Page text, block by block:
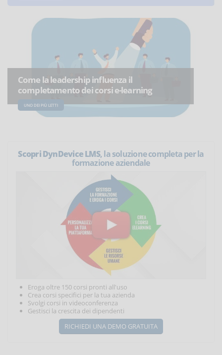
Come la leadership influenza il
completamento dei corsi e-learning
UNO DEI PIÙ LETTI
Scopri DynDevice LMS, la soluzione completa per la
formazione aziendale
Eroga oltre 150 corsi pronti all'uso
Crea corsi specifici per la tua azienda
Svolgi corsi in videoconferenza
Gestisci la crescita dei dipendenti
RICHIEDI UNA DEMO GRATUITA